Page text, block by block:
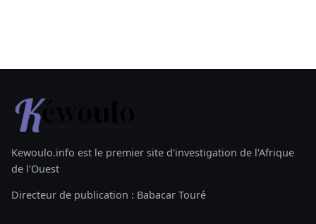
Kewoulo.info est le premier site d'investigation de l'Afrique
de l'Ouest
Directeur de publication : Babacar Touré